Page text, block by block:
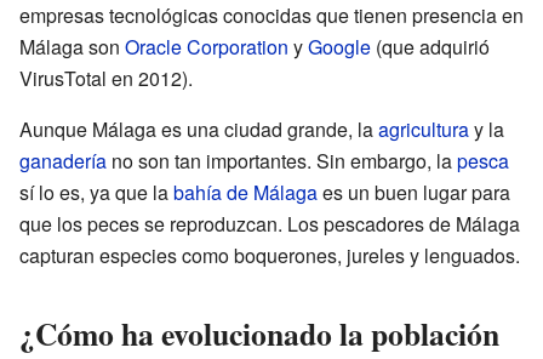
empresas tecnológicas conocidas que tienen presencia en
Málaga son Oracle Corporation yGoogle (que adquirió
VirusTotal en 2012).
Aunque Málaga es una ciudad grande, laagriculturay la
ganadería no son tan importantes. Sin embargo, lapesca
sí lo es, ya que labahía de Málagaes un buen lugar para
que los peces se reproduzcan. Los pescadores de Málaga
capturan especies como boquerones, jureles y lenguados.
¿Cómo ha evolucionado la población